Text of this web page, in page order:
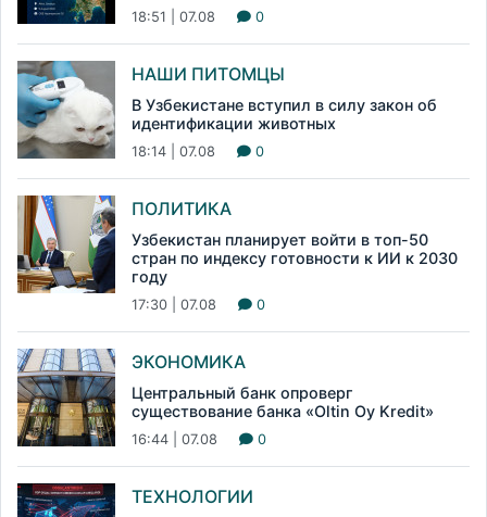
18:51 | 07.08 0
НАШИ ПИТОМЦЫ
В Узбекистане вступил в силу закон об
идентификации животных
18:14 | 07.08 0
ПОЛИТИКА
Узбекистан планирует войти в топ-50
стран по индексу готовности к ИИ к 2030
году
17:30 | 07.08 0
ЭКОНОМИКА
Центральный банк опроверг
существование банка «Oltin Oy Kredit»
16:44 | 07.08 0
ТЕХНОЛОГИИ